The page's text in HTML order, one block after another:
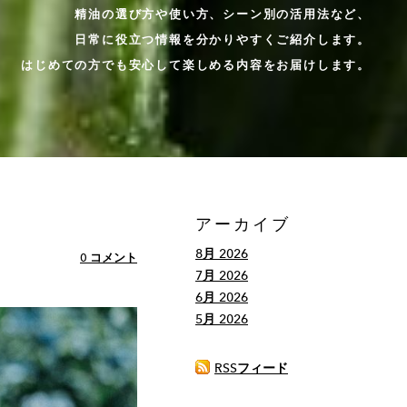
精油の選び方や使い方、シーン別の活用法など、
​日常に役立つ情報を分かりやすくご紹介します。
はじめての方でも安心して楽しめる内容をお届けします。
0 コメント
アーカイブ
8月 2026
7月 2026
6月 2026
5月 2026
RSSフィード